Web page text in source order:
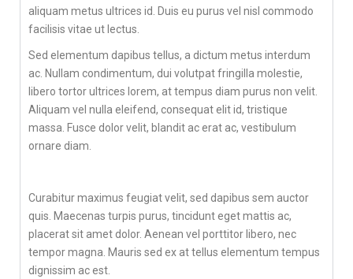
aliquam metus ultrices id. Duis eu purus vel nisl commodo
facilisis vitae ut lectus.
Sed elementum dapibus tellus, a dictum metus interdum
ac. Nullam condimentum, dui volutpat fringilla molestie,
libero tortor ultrices lorem, at tempus diam purus non velit.
Aliquam vel nulla eleifend, consequat elit id, tristique
massa. Fusce dolor velit, blandit ac erat ac, vestibulum
ornare diam.
Curabitur maximus feugiat velit, sed dapibus sem auctor
quis. Maecenas turpis purus, tincidunt eget mattis ac,
placerat sit amet dolor. Aenean vel porttitor libero, nec
tempor magna. Mauris sed ex at tellus elementum tempus
dignissim ac est.